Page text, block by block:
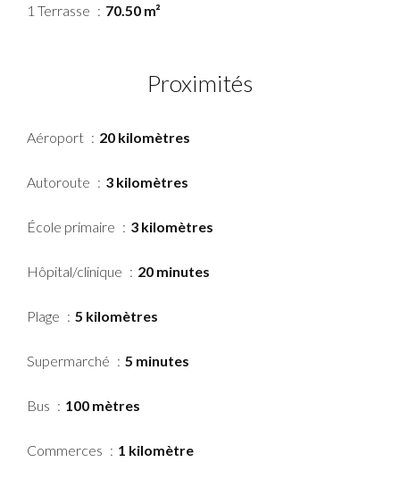
1 Terrasse 70.50 m²
Proximités
Aéroport 20 kilomètres
Autoroute 3 kilomètres
École primaire 3 kilomètres
Hôpital/clinique 20 minutes
Plage 5 kilomètres
Supermarché 5 minutes
Bus 100 mètres
Commerces 1 kilomètre